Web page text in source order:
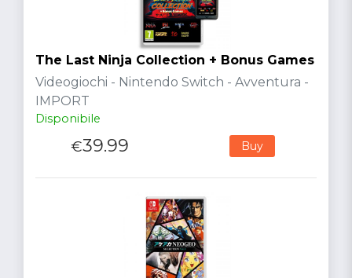
The Last Ninja Collection + Bonus Games
Videogiochi - Nintendo Switch - Avventura -
IMPORT
Disponibile
€39.99 Buy